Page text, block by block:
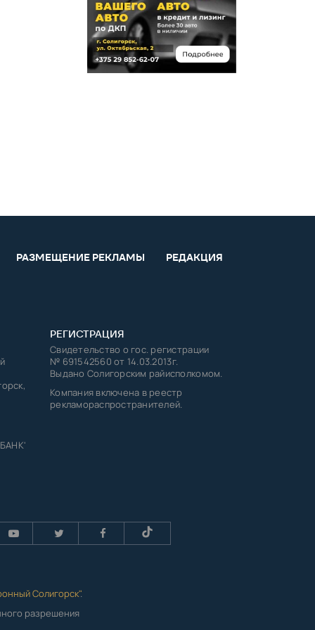
Ландшафтный
дизайн,
благоустройство
РАЗМЕЩЕНИЕ РЕКЛАМЫ РЕДАКЦИЯ
РЕГИСТРАЦИЯ
Свидетельство о гос. регистрации
№ 691542560 от 14.03.2013г.
Выдано Солигорским райисполкомом.
Компания включена в реестр
рекламораспространителей.
Солигорск".
разрешения